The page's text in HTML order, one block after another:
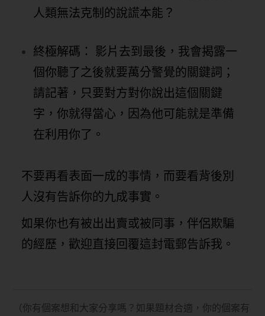
人類無法克制的說謊本能？
終極解碼： 影片去到最後，我會揭露一
個你聽了之後就要萬分警覺的關鍵詞；
請記著，只要對方對你說出這個關鍵
字，你就得當心，因為他可能就是準備
在利用你了。
不要再看表面一成的事情，而要看背後別
人沒有告訴你的九成事實。
如果你也有被出出賣或被同事，伴侶欺騙
的經歷，歡迎直接回覆這封電郵告訴我。
（你有個案想和大家分享嗎？如果題材合適，你的個案有